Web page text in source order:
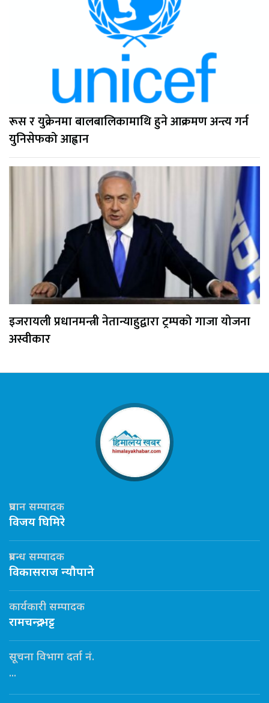
रूस र युक्रेनमा बालबालिकामाथि हुने आक्रमण अन्त्य गर्न
युनिसेफको आह्वान
इजरायली प्रधानमन्त्री नेतान्याहुद्वारा ट्रम्पको गाजा योजना
अस्वीकार
प्रधान सम्पादक
विजय घिमिरे
प्रबन्ध सम्पादक
विकासराज न्यौपाने
कार्यकारी सम्पादक
रामचन्द्र भट्ट
सूचना विभाग दर्ता नं.
...